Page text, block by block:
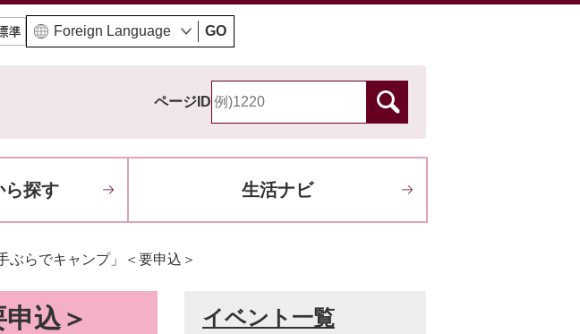
GO
ページID
ら探す 生活ナビ
ぶらでキャンプ」＜要申込＞
込＞ イベント一覧